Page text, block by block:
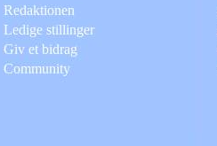
Redaktionen
Ledige stillinger
Giv et bidrag
Community